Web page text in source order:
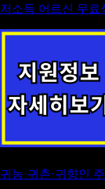
저소득 어르신 무료
귀농·귀촌·귀향인